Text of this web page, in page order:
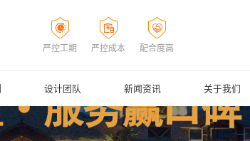
严控工期 严控成本 配合度高
设计团队 新闻资讯 关于我们